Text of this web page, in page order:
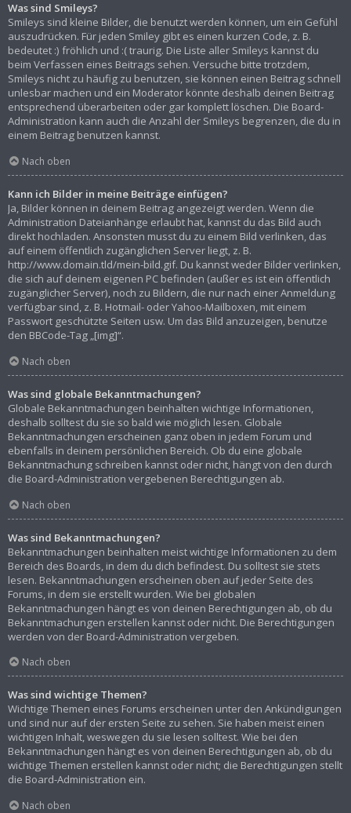
Was sind Smileys?
Smileys sind kleine Bilder, die benutzt werden können, um ein Gefühl
auszudrücken. Für jeden Smiley gibt es einen kurzen Code, z. B.
bedeutet :) fröhlich und :( traurig. Die Liste aller Smileys kannst du
beim Verfassen eines Beitrags sehen. Versuche bitte trotzdem,
Smileys nicht zu häufig zu benutzen, sie können einen Beitrag schnell
unlesbar machen und ein Moderator könnte deshalb deinen Beitrag
entsprechend überarbeiten oder gar komplett löschen. Die Board-
Administration kann auch die Anzahl der Smileys begrenzen, die du in
einem Beitrag benutzen kannst.
Nach oben
Kann ich Bilder in meine Beiträge einfügen?
Ja, Bilder können in deinem Beitrag angezeigt werden. Wenn die
Administration Dateianhänge erlaubt hat, kannst du das Bild auch
direkt hochladen. Ansonsten musst du zu einem Bild verlinken, das
auf einem öffentlich zugänglichen Server liegt, z. B.
http://www.domain.tld/mein-bild.gif. Du kannst weder Bilder verlinken,
die sich auf deinem eigenen PC befinden (außer es ist ein öffentlich
zugänglicher Server), noch zu Bildern, die nur nach einer Anmeldung
verfügbar sind, z. B. Hotmail- oder Yahoo-Mailboxen, mit einem
Passwort geschützte Seiten usw. Um das Bild anzuzeigen, benutze
den BBCode-Tag „[img]“.
Nach oben
Was sind globale Bekanntmachungen?
Globale Bekanntmachungen beinhalten wichtige Informationen,
deshalb solltest du sie so bald wie möglich lesen. Globale
Bekanntmachungen erscheinen ganz oben in jedem Forum und
ebenfalls in deinem persönlichen Bereich. Ob du eine globale
Bekanntmachung schreiben kannst oder nicht, hängt von den durch
die Board-Administration vergebenen Berechtigungen ab.
Nach oben
Was sind Bekanntmachungen?
Bekanntmachungen beinhalten meist wichtige Informationen zu dem
Bereich des Boards, in dem du dich befindest. Du solltest sie stets
lesen. Bekanntmachungen erscheinen oben auf jeder Seite des
Forums, in dem sie erstellt wurden. Wie bei globalen
Bekanntmachungen hängt es von deinen Berechtigungen ab, ob du
Bekanntmachungen erstellen kannst oder nicht. Die Berechtigungen
werden von der Board-Administration vergeben.
Nach oben
Was sind wichtige Themen?
Wichtige Themen eines Forums erscheinen unter den Ankündigungen
und sind nur auf der ersten Seite zu sehen. Sie haben meist einen
wichtigen Inhalt, weswegen du sie lesen solltest. Wie bei den
Bekanntmachungen hängt es von deinen Berechtigungen ab, ob du
wichtige Themen erstellen kannst oder nicht; die Berechtigungen stellt
die Board-Administration ein.
Nach oben